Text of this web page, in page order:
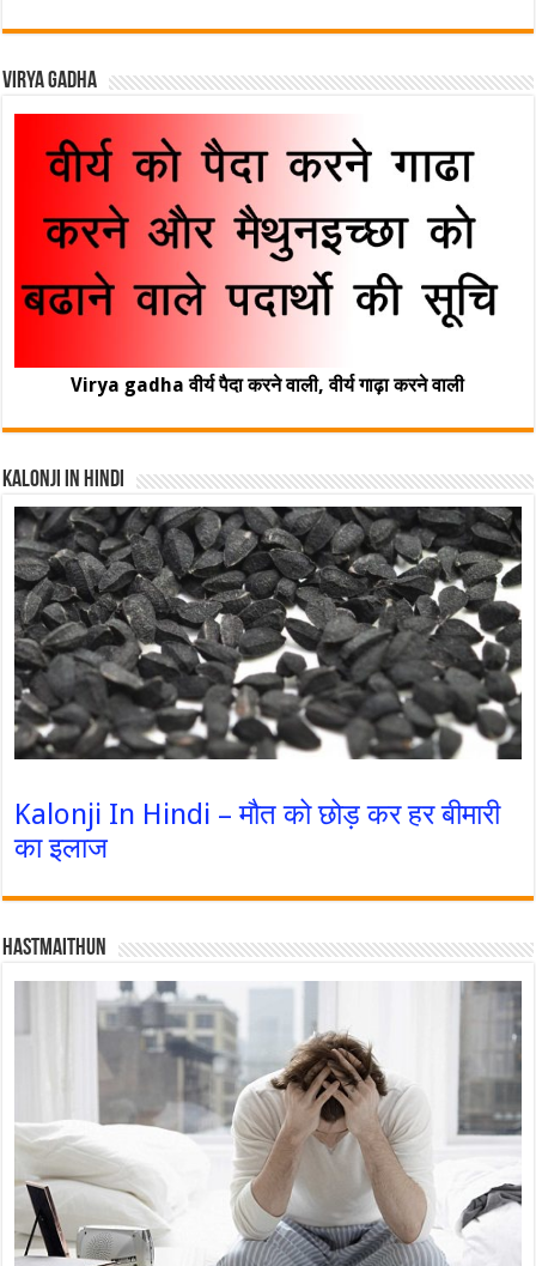
Virya Gadha
Virya gadha वीर्य पैदा करने वाली, वीर्य गाढ़ा करने वाली
Kalonji In Hindi
Kalonji In Hindi – मौत को छोड़ कर हर बीमारी
का इलाज
Hastmaithun